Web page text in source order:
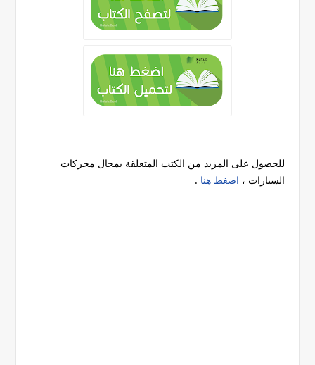
للحصول على المزيد من الكتب المتعلقة بمجال محركات
السيارات ، اضغط هنا .